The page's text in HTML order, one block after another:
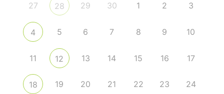
27 28 29 30 1 2 3
4 5 6 7 8 9 10
11 12 13 14 15 16 17
18 19 20 21 22 23 24